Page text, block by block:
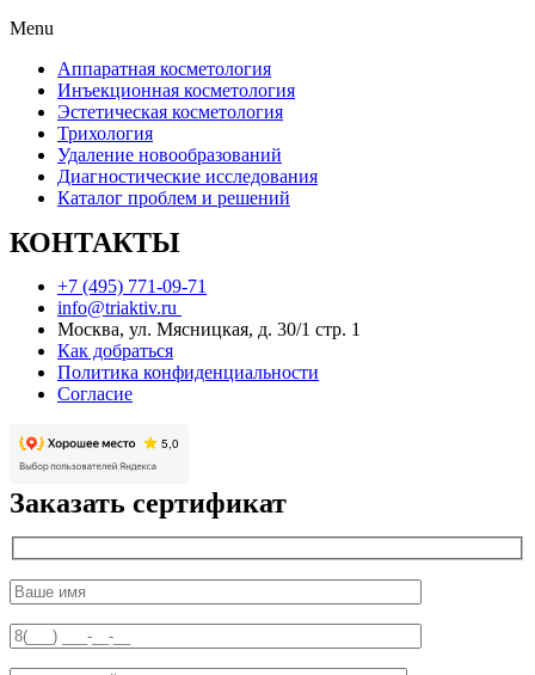
Menu
Аппаратная косметология
Инъекционная косметология
Эстетическая косметология
Трихология
Удаление новообразований
Диагностические исследования
Каталог проблем и решений
КОНТАКТЫ
+7 (495) 771-09-71
info@triaktiv.ru
Москва, ул. Мясницкая, д. 30/1 стр. 1
Как добраться
Политика конфиденциальности
Согласие
Заказать сертификат